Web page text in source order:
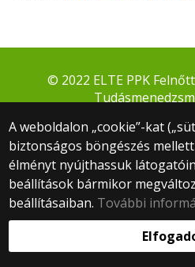
A weboldalon „cookie”-kat
biztonságos böngészés
élményt nyújthassuk
beállítások bármikor
beállításaiban. További
© 2022 ELTE PPK
+36 1 461 4500